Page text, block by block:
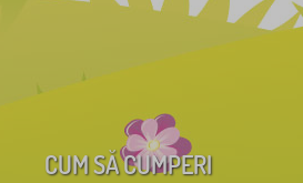
CUM SĂ CUMPERI